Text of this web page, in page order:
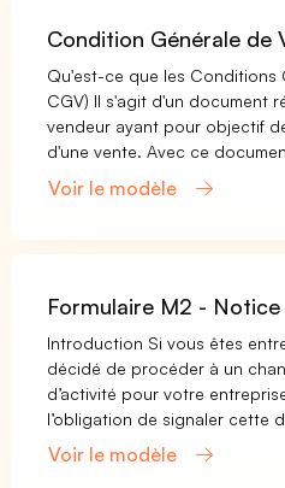
Condition Générale de
Qu'est-ce que les Conditions
CGV) Il s'agit d'un document
vendeur ayant pour objectif
d'une vente. Avec ce
Voir le modèle
Formulaire M2 - Notice
Introduction Si vous êtes
décidé de procéder à un
d’activité pour votre
l’obligation de signaler cette
Voir le modèle